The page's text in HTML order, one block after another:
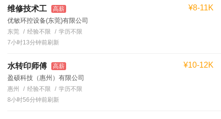
维修技术工 高薪
优敏环控设备(东莞)有限公司
¥8-11K
东莞 经验不限
学历不限
7小时13分钟前刷新
水转印师傅 高薪
盈硕科技（惠州）有限公司
¥10-12K
惠州 经验不限
学历不限
8小时56分钟前刷新